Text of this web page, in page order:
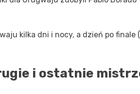
kilka dni i nocy, a dzień po finale
i ostatnie